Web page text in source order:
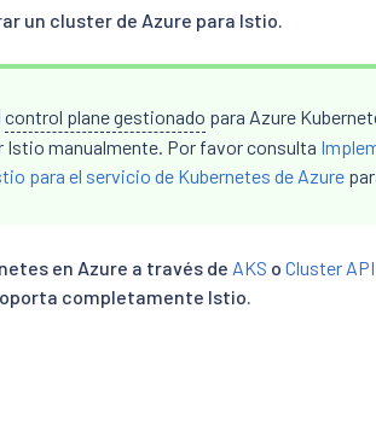
un cluster de Azure para Istio.
control plane gestionado para Azure
Istio manualmente. Por favor consulta
para el servicio de Kubernetes de Azure
en Azure a través de AKS o Cluster
completamente Istio.